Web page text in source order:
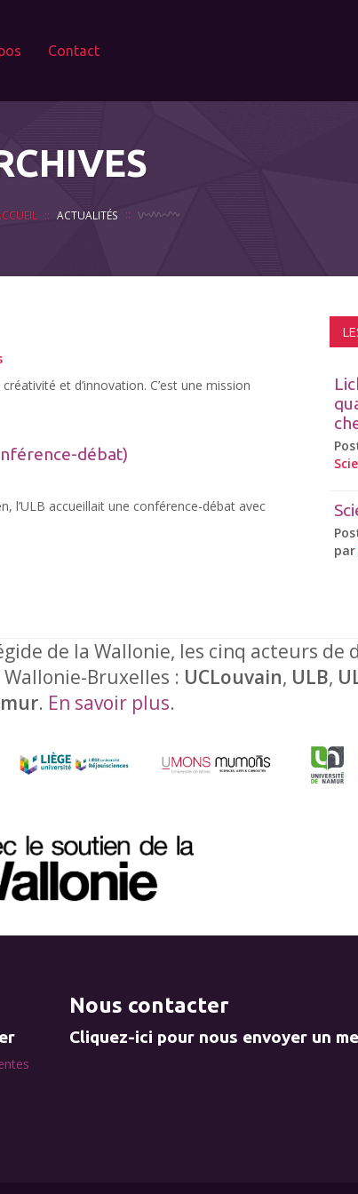
Contact
ACTUALITÉS
et d’innovation. C’est une mission
débat)
l’ULB accueillait une conférence-débat avec
par
de la Wallonie, les cinq acteurs de
Bruxelles : UCLouvain, ULB,
. En savoir plus.
Nous contacter
Cliquez-ici pour nous envoyer un